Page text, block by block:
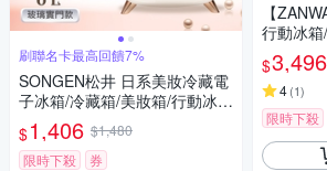
刷聯名卡最高回饋7%
SONGEN松井 日系美妝冷藏電
子冰箱/冷藏箱/美妝箱/行動冰箱
(CLT-07W)
$1,406 $1,480
限時下殺
券
【
行動冰
箱(CLT-
$3,496
4(1)
限時下殺